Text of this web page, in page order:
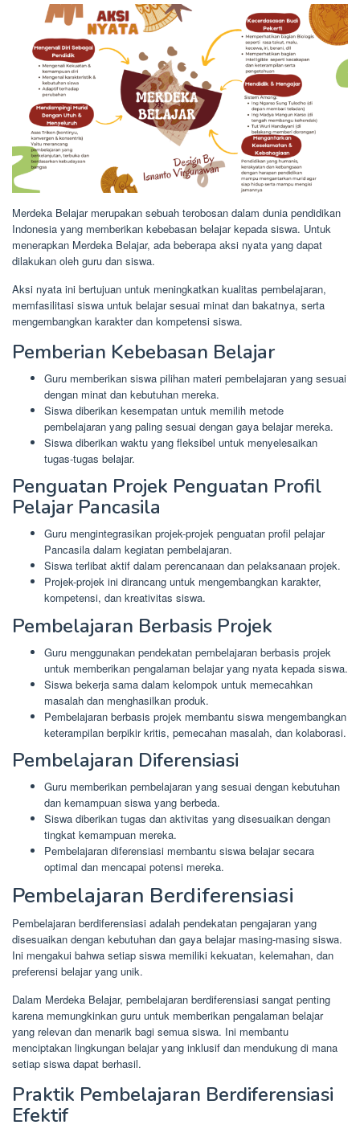
Merdeka Belajar merupakan sebuah terobosan dalam dunia pendidikan
Indonesia yang memberikan kebebasan belajar kepada siswa. Untuk
menerapkan Merdeka Belajar, ada beberapa aksi nyata yang dapat
dilakukan oleh guru dan siswa.
Aksi nyata ini bertujuan untuk meningkatkan kualitas pembelajaran,
memfasilitasi siswa untuk belajar sesuai minat dan bakatnya, serta
mengembangkan karakter dan kompetensi siswa.
Pemberian Kebebasan Belajar
Guru memberikan siswa pilihan materi pembelajaran yang sesuai
dengan minat dan kebutuhan mereka.
Siswa diberikan kesempatan untuk memilih metode
pembelajaran yang paling sesuai dengan gaya belajar mereka.
Siswa diberikan waktu yang fleksibel untuk menyelesaikan
tugas-tugas belajar.
Penguatan Projek Penguatan Profil
Pelajar Pancasila
Guru mengintegrasikan projek-projek penguatan profil pelajar
Pancasila dalam kegiatan pembelajaran.
Siswa terlibat aktif dalam perencanaan dan pelaksanaan projek.
Projek-projek ini dirancang untuk mengembangkan karakter,
kompetensi, dan kreativitas siswa.
Pembelajaran Berbasis Projek
Guru menggunakan pendekatan pembelajaran berbasis projek
untuk memberikan pengalaman belajar yang nyata kepada siswa.
Siswa bekerja sama dalam kelompok untuk memecahkan
masalah dan menghasilkan produk.
Pembelajaran berbasis projek membantu siswa mengembangkan
keterampilan berpikir kritis, pemecahan masalah, dan kolaborasi.
Pembelajaran Diferensiasi
Guru memberikan pembelajaran yang sesuai dengan kebutuhan
dan kemampuan siswa yang berbeda.
Siswa diberikan tugas dan aktivitas yang disesuaikan dengan
tingkat kemampuan mereka.
Pembelajaran diferensiasi membantu siswa belajar secara
optimal dan mencapai potensi mereka.
Pembelajaran Berdiferensiasi
Pembelajaran berdiferensiasi adalah pendekatan pengajaran yang
disesuaikan dengan kebutuhan dan gaya belajar masing-masing siswa.
Ini mengakui bahwa setiap siswa memiliki kekuatan, kelemahan, dan
preferensi belajar yang unik.
Dalam Merdeka Belajar, pembelajaran berdiferensiasi sangat penting
karena memungkinkan guru untuk memberikan pengalaman belajar
yang relevan dan menarik bagi semua siswa. Ini membantu
menciptakan lingkungan belajar yang inklusif dan mendukung di mana
setiap siswa dapat berhasil.
Praktik Pembelajaran Berdiferensiasi
Efektif